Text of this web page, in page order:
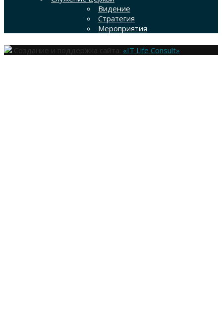
Видение
Стратегия
Мероприятия
Создание и поддержка сайта: «IT Life Consult»